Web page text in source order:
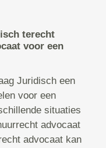
terecht
voor een
Juridisch een
voor een
situaties
advocaat
advocaat kan